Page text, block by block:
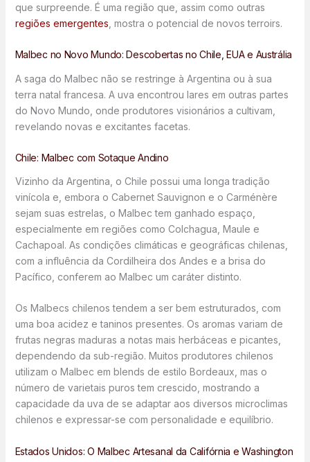
que surpreende. É uma região que, assim como outras
regiões emergentes , mostra o potencial de novos terroirs.
Malbec no Novo Mundo: Descobertas no Chile, EUA e Austrália
A saga do Malbec não se restringe à Argentina ou à sua
terra natal francesa. A uva encontrou lares em outras partes
do Novo Mundo, onde produtores visionários a cultivam,
revelando novas e excitantes facetas.
Chile: Malbec com Sotaque Andino
Vizinho da Argentina, o Chile possui uma longa tradição
vinícola e, embora o Cabernet Sauvignon e o Carménère
sejam suas estrelas, o Malbec tem ganhado espaço,
especialmente em regiões como Colchagua, Maule e
Cachapoal. As condições climáticas e geográficas chilenas,
com a influência da Cordilheira dos Andes e a brisa do
Pacífico, conferem ao Malbec um caráter distinto.
Os Malbecs chilenos tendem a ser bem estruturados, com
uma boa acidez e taninos presentes. Os aromas variam de
frutas negras maduras a notas mais herbáceas e picantes,
dependendo da sub-região. Muitos produtores chilenos
utilizam o Malbec em blends de estilo Bordeaux, mas o
número de varietais puros tem crescido, mostrando a
capacidade da uva de se adaptar aos diversos microclimas
chilenos e expressar-se com personalidade e equilíbrio.
Estados Unidos: O Malbec Artesanal da Califórnia e Washington